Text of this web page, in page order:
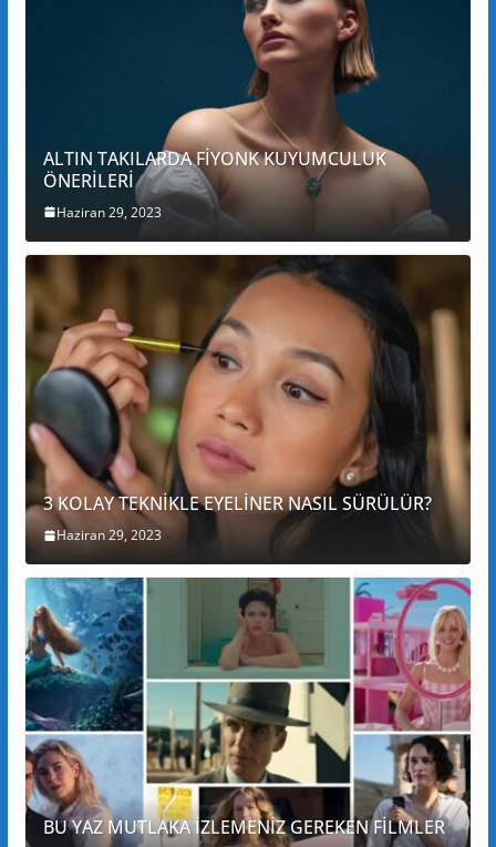
ALTIN TAKILARDA FİYONK KUYUMCULUK
ÖNERİLERİ
Haziran 29, 2023
3 KOLAY TEKNİKLE EYELİNER NASIL SÜRÜLÜR?
Haziran 29, 2023
BU YAZ MUTLAKA İZLEMENİZ GEREKEN FİLMLER